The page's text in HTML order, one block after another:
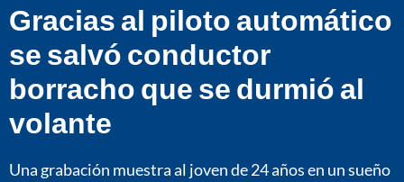
Gracias al piloto automático
se salvó conductor
borracho que se durmió al
volante
Una grabación muestra al joven de 24 años en un sueño